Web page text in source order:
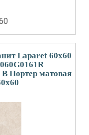
Laparet 60x60
Портер матовая